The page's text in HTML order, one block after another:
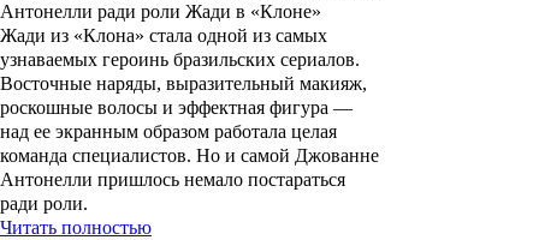
Антонелли ради роли Жади в «Клоне»
Жади из «Клона» стала одной из самых
узнаваемых героинь бразильских сериалов.
Восточные наряды, выразительный макияж,
роскошные волосы и эффектная фигура —
над ее экранным образом работала целая
команда специалистов. Но и самой Джованне
Антонелли пришлось немало постараться
ради роли.
Читать полностью